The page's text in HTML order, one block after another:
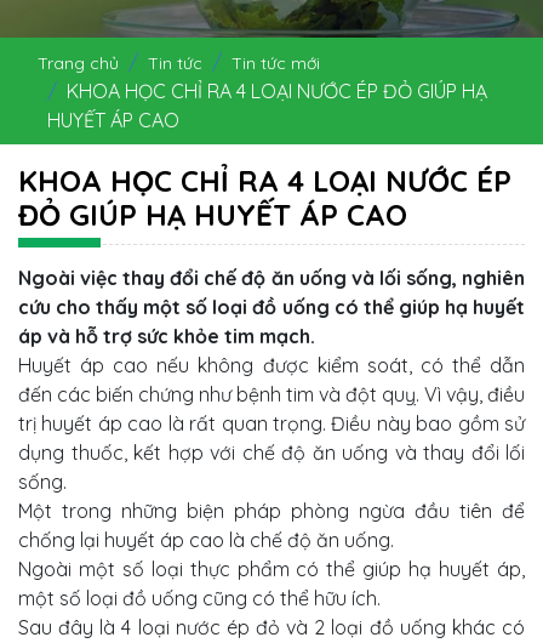
Trang chủ Tin tức Tin tức mới
KHOA HỌC CHỈ RA 4 LOẠI NƯỚC ÉP ĐỎ GIÚP HẠ
HUYẾT ÁP CAO
KHOA HỌC CHỈ RA 4 LOẠI NƯỚC ÉP
ĐỎ GIÚP HẠ HUYẾT ÁP CAO
Ngoài việc thay đổi chế độ ăn uống và lối sống, nghiên
cứu cho thấy một số loại đồ uống có thể giúp hạ huyết
áp và hỗ trợ sức khỏe tim mạch.
Huyết áp cao nếu không được kiểm soát, có thể dẫn
đến các biến chứng như bệnh tim và đột quỵ. Vì vậy, điều
trị huyết áp cao là rất quan trọng. Điều này bao gồm sử
dụng thuốc, kết hợp với chế độ ăn uống và thay đổi lối
sống.
Một trong những biện pháp phòng ngừa đầu tiên để
chống lại huyết áp cao là chế độ ăn uống.
Ngoài một số loại thực phẩm có thể giúp hạ huyết áp,
một số loại đồ uống cũng có thể hữu ích.
Sau đây là 4 loại nước ép đỏ và 2 loại đồ uống khác có